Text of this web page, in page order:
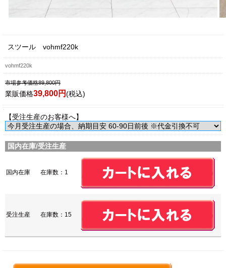
スツール vohmf220k
vohmf220k
市場参考価格89,800円
業販価格39,800円(税込)
【受注生産のお客様へ】
国内在庫/受注生産
国内在庫 在庫数：1
受注生産 在庫数：15